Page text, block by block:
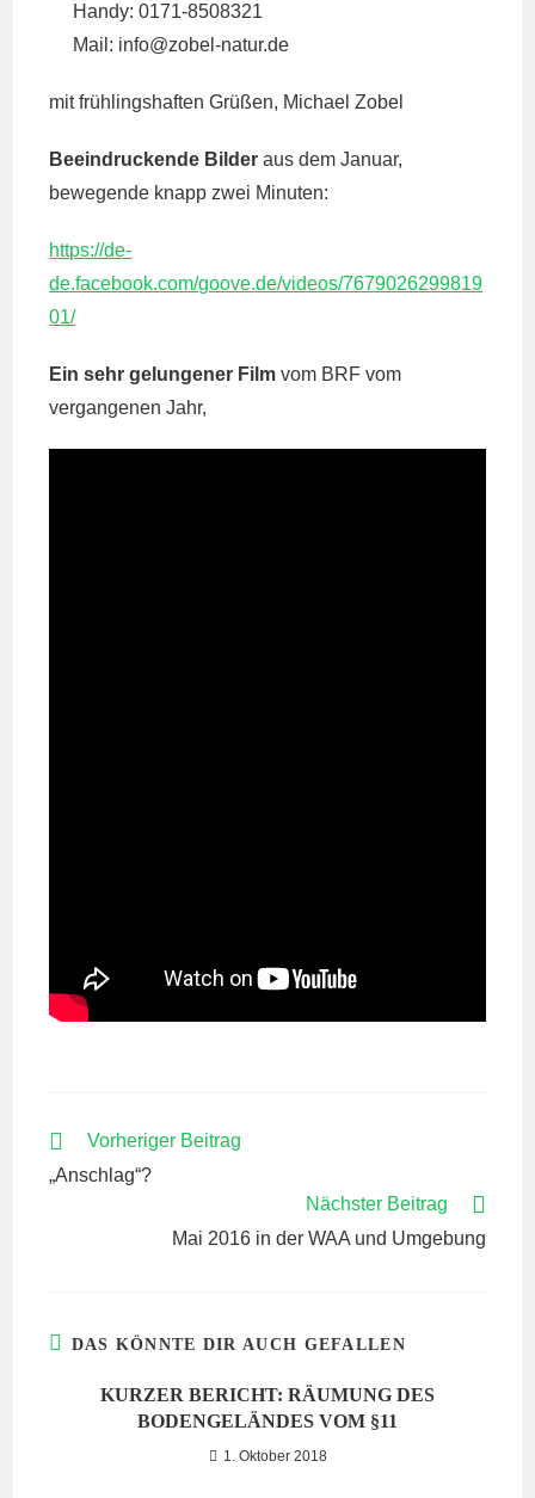
Handy: 0171-8508321
Mail: info@zobel-natur.de
mit frühlingshaften Grüßen, Michael Zobel
Beeindruckende Bilder aus dem Januar,
bewegende knapp zwei Minuten:
https://de-
de.facebook.com/goove.de/videos/7679026299819
01/
Ein sehr gelungener Film vom BRF vom
vergangenen Jahr,
WEITERE
ANSEHEN
Vorheriger Beitrag
„Anschlag“?
Nächster Beitrag
Mai 2016 in der WAA und Umgebung
DAS KÖNNTE DIR AUCH GEFALLEN
KURZER BERICHT: RÄUMUNG DES
BODENGELÄNDES VOM §11
1. Oktober 2018